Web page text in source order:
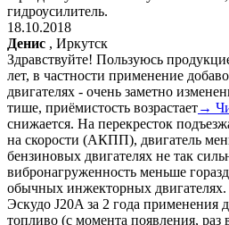
гидроусилитель.
18.10.2018
Денис , Иркутск
Здравствуйте! Пользуюсь
лет, в частности применение
двигателях - очень заметно
тише, приёмистость возрастает→
снижается. На перекресток
на скорости (АКПП), двигатель
бензиновых двигателях не так
вибронагруженность меньше
обычных инжекторных двигателях.
Эскудо J20A за 2 года
топливо (с момента появления, раз